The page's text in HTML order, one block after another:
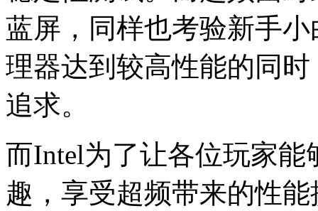
蓝屏，同样也考验新手
理器达到较高性能的同
追求。
而Intel为了让各位玩家
趣，享受超频带来的性